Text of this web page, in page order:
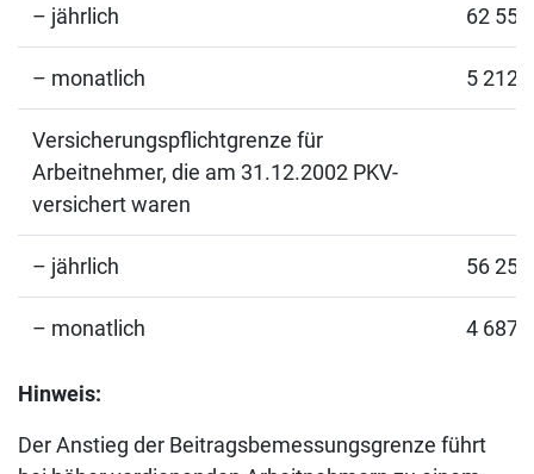
– jährlich 62
– monatlich 5
Versicherungspflichtgrenze für
Arbeitnehmer, die am 31.12.2002 PKV-
versichert waren
– jährlich 56
– monatlich 4
Hinweis:
Der Anstieg der Beitragsbemessungsgrenze führt